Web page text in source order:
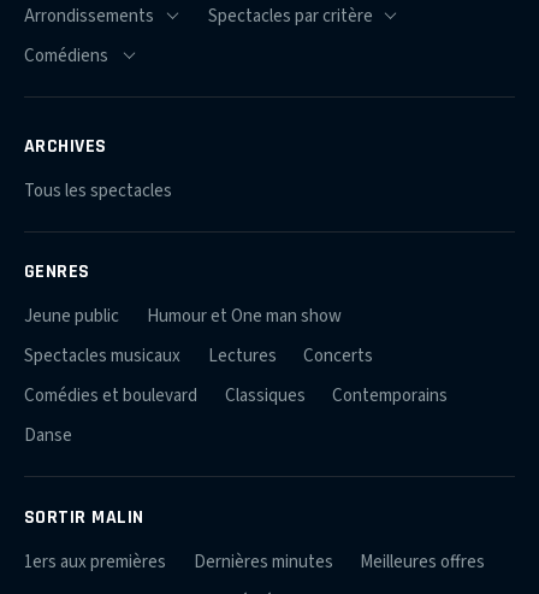
ARCHIVES
Tous les spectacles
GENRES
Jeune public
Humour et One man show
Spectacles musicaux
Lectures
Concerts
Comédies et boulevard
Classiques
Contemporains
Danse
SORTIR MALIN
1ers aux premières Dernières minutes
Meilleures offres